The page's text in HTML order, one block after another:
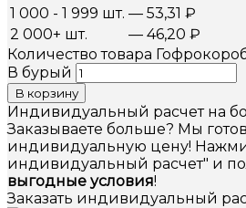
1 000 - 1 999 шт. — 53,31 ₽
2 000+ шт.
— 46,20 ₽
Количество товара
В бурый
В корзину
Индивидуальный расчет на
Заказываете больше? Мы
индивидуальную цену!
индивидуальный расчет" и
выгодные условия!
Заказать индивидуальный